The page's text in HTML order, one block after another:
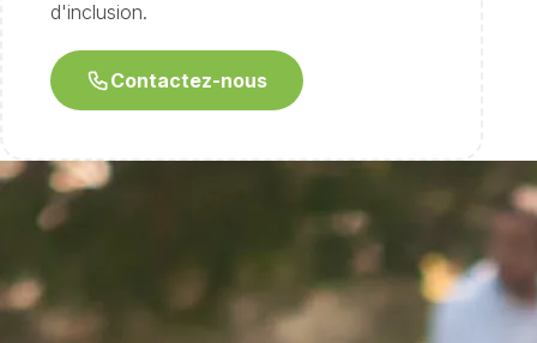
d'inclusion.
Contactez-nous